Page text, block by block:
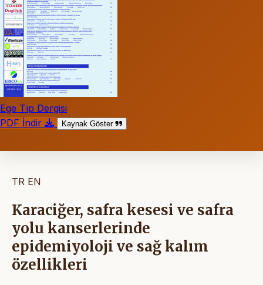
Ege Tıp Dergisi
PDF İndir
Kaynak Göster
TR EN
Karaciğer, safra kesesi ve safra
yolu kanserlerinde
epidemiyoloji ve sağ kalım
özellikleri